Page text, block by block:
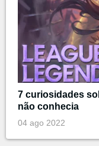
7 curiosidades
não conhecia
04 ago 2022